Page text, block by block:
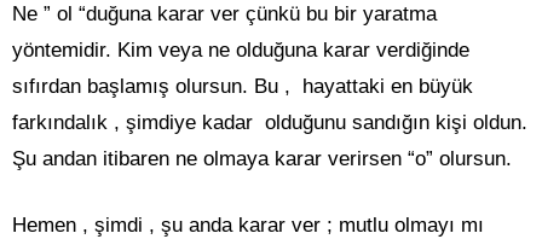
Ne ” ol “duğuna karar ver çünkü bu bir yaratma
yöntemidir. Kim veya ne olduğuna karar verdiğinde
sıfırdan başlamış olursun. Bu , hayattaki en büyük
farkındalık , şimdiye kadar olduğunu sandığın kişi oldun.
Şu andan itibaren ne olmaya karar verirsen “o” olursun.
Hemen , şimdi , şu anda karar ver ; mutlu olmayı mı